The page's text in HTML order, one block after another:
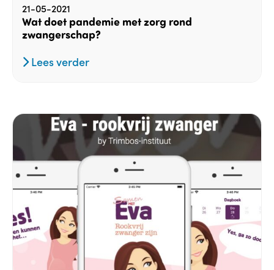
21-05-2021
Wat doet pandemie met zorg rond
zwangerschap?
Lees verder